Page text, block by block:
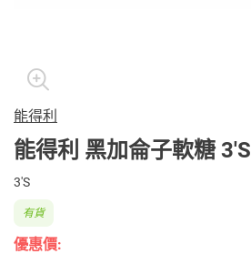
能得利
能得利 黑加侖子軟糖 3'S
3'S
優惠價:
有貨